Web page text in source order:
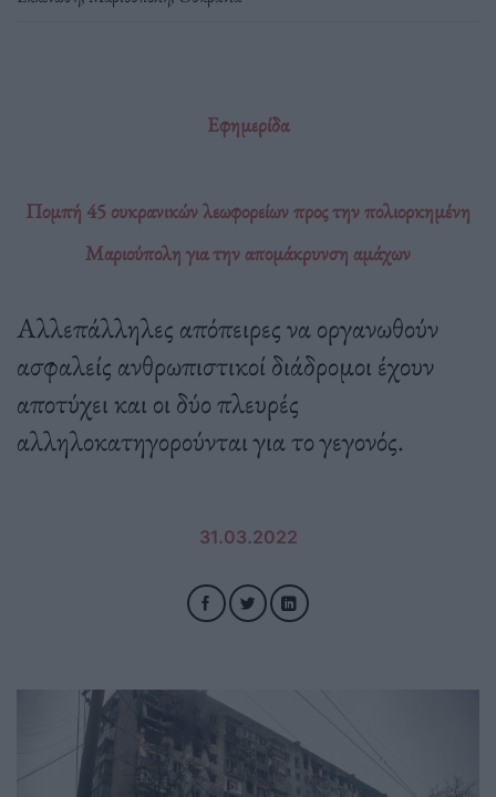
Εφημερίδα
Πομπή 45 ουκρανικών λεωφορείων προς την πολιορκημένη
Μαριούπολη για την απομάκρυνση αμάχων
Αλλεπάλληλες απόπειρες να οργανωθούν
ασφαλείς ανθρωπιστικοί διάδρομοι έχουν
αποτύχει και οι δύο πλευρές
αλληλοκατηγορούνται για το γεγονός.
31.03.2022